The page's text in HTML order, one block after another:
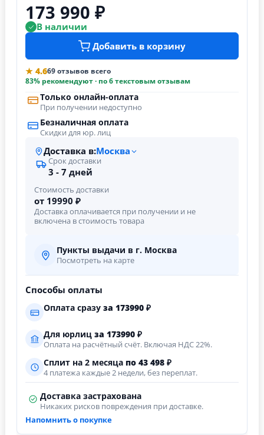
173 990 ₽
В наличии
Добавить в корзину
★ 4.669 отзывов всего
83% рекомендуют · по 6 текстовым отзывам
Только онлайн-оплата
При получении недоступно
Безналичная оплата
Скидки для юр. лиц
Доставка в:Москва
Срок доставки
3 - 7 дней
Стоимость доставки
от 19990 ₽
Доставка оплачивается при получении и не
включена в стоимость товара
Пункты выдачи в г. Москва
Посмотреть на карте
Способы оплаты
Оплата сразу за 173990 ₽
Для юрлиц за 173990 ₽
Оплата на расчётный счёт. Включая НДС 22%.
Сплит на 2 месяца по 43 498 ₽
4 платежа каждые 2 недели, без переплат.
Доставка застрахована
Никаких рисков повреждения при доставке.
Напомнить о покупке